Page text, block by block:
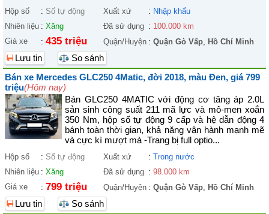
Hộp số : Số tự động Xuất xứ : Nhập khẩu
Nhiên liệu : Xăng Đã sử dụng : 100.000 km
Giá xe
: 435 triệu Quận/Huyện : Quận Gò Vấp, Hồ Chí Minh
Lưu tin
So sánh
Bán xe Mercedes GLC250 4Matic, đời 2018, màu Đen, giá 799
triệu(Hôm nay)
Bán GLC250 4MATIC với động cơ tăng áp 2.0L
sản sinh công suất 211 mã lực và mô-men xoắn
350 Nm, hộp số tự động 9 cấp và hệ dẫn động 4
bánh toàn thời gian, khả năng vận hành mạnh mẽ
và cực kì mượt mà -Trang bị full optio...
Hộp số : Số tự động Xuất xứ : Trong nước
Nhiên liệu : Xăng Đã sử dụng : 98.000 km
Giá xe
: 799 triệu Quận/Huyện : Quận Gò Vấp, Hồ Chí Minh
Lưu tin
So sánh